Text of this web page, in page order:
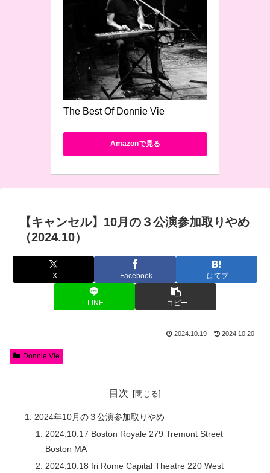
The Best Of Donnie Vie
Amazonで見る
【キャンセル】10月の３公演参加取りやめ
（2024.10）
X Facebook はてブ
LINE コピー
2024.10.19 2024.10.20
Donnie Vie
目次
2024年10月の３公演参加取りやめ
2024.10.17 Boston Royale 279 Tremont Street
Boston MA
2024.10.18 fri Rome Capital Theatre 220 West